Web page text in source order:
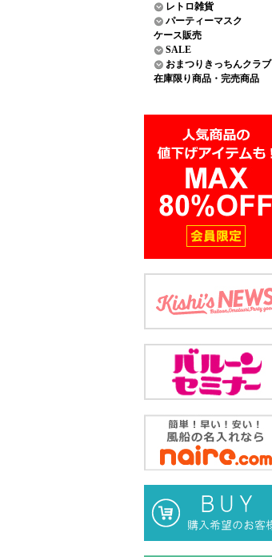
レトロ雑貨
パーティーマスク
ケース販売
SALE
おまつりきっちんクラブ
在庫限り商品・完売商品